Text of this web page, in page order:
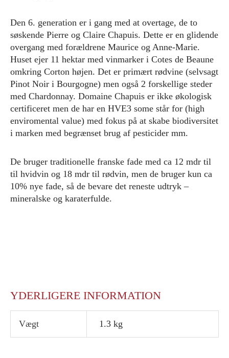
Den 6. generation er i gang med at overtage, de to
søskende Pierre og Claire Chapuis. Dette er en glidende
overgang med forældrene Maurice og Anne-Marie.
Huset ejer 11 hektar med vinmarker i Cotes de Beaune
omkring Corton højen. Det er primært rødvine (selvsagt
Pinot Noir i Bourgogne) men også 2 forskellige steder
med Chardonnay. Domaine Chapuis er ikke økologisk
certificeret men de har en HVE3 some står for (high
enviromental value) med fokus på at skabe biodiversitet
i marken med begrænset brug af pesticider mm.
De bruger traditionelle franske fade med ca 12 mdr til
til hvidvin og 18 mdr til rødvin, men de bruger kun ca
10% nye fade, så de bevare det reneste udtryk –
mineralske og karaterfulde.
YDERLIGERE INFORMATION
Vægt 1.3 kg